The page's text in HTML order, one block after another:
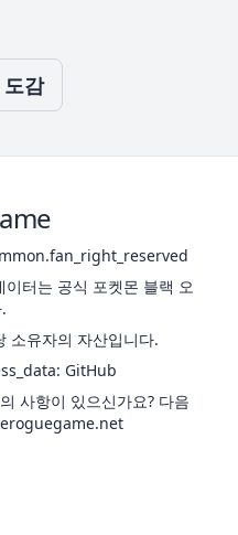
80 85 110 90 50
70 55 45 55 25
감
터는 공식 포켓몬 블랙 오
소유자의 자산입니다.
: GitHub
사항이 있으신가요? 다음